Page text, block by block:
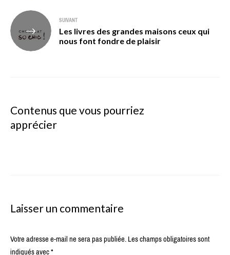
SUIVANT
Les livres des grandes maisons ceux qui
nous font fondre de plaisir
Contenus que vous pourriez
apprécier
Laisser un commentaire
Votre adresse e-mail ne sera pas publiée.Les champs obligatoires sont
indiqués avec*